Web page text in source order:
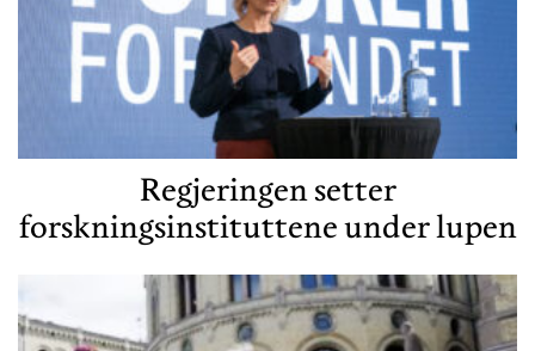
Regjeringen setter
forskningsinstituttene under lupen